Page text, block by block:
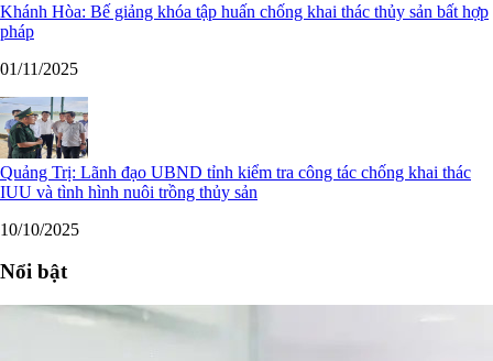
Khánh Hòa: Bế giảng khóa tập huấn chống khai thác thủy sản bất hợp
pháp
01/11/2025
Quảng Trị: Lãnh đạo UBND tỉnh kiểm tra công tác chống khai thác
IUU và tình hình nuôi trồng thủy sản
10/10/2025
Nổi bật